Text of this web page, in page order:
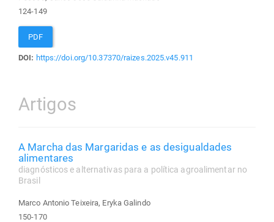
124-149
PDF
DOI: https://doi.org/10.37370/raizes.2025.v45.911
Artigos
A Marcha das Margaridas e as desigualdades
alimentares
diagnósticos e alternativas para a política agroalimentar no
Brasil
Marco Antonio Teixeira, Eryka Galindo
150-170